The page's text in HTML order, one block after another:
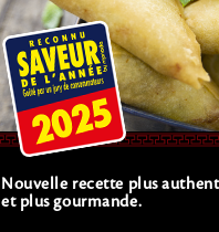
Nouvelle recette plus
et plus gourmande.